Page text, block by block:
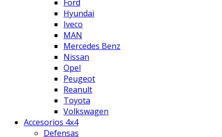
Ford
Hyundai
Iveco
MAN
Mercedes Benz
Nissan
Opel
Peugeot
Reanult
Toyota
Volkswagen
Accesorios 4x4
Defensas